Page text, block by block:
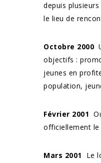
depuis
le lieu de
Octobre 2000
objectifs :
jeunes en
population,
Février 2001
officiellement le
Mars 2001 Le